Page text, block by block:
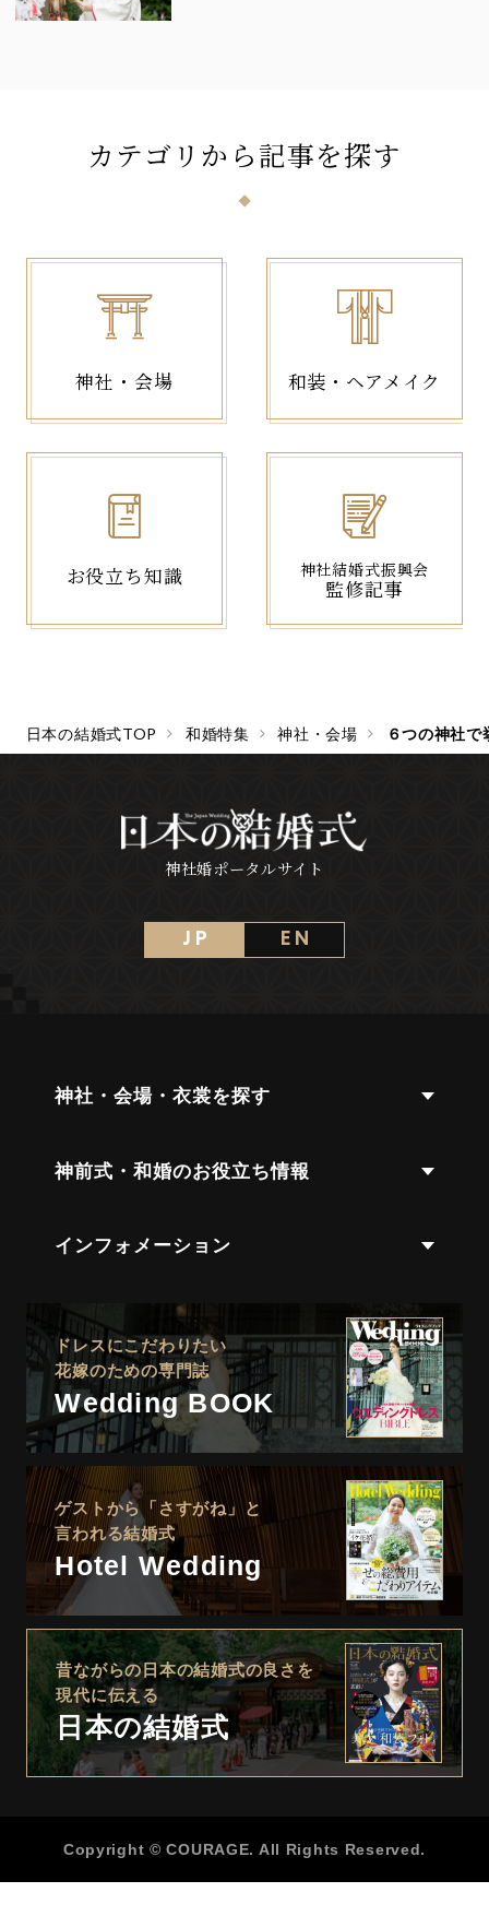
日本の結婚式TOP 和婚特集 神社・会場 ６つの神社
カテゴリ から記事を探す
神社・会場 和装・ヘアメイク
お役立ち知識 神社結婚式振興会
監修記事
神社婚ポータルサイト
J P E N
神社・会場・衣裳を探す
神前式・和婚のお役立ち情報
インフォメーション
ドレスにこだわりたい
花嫁のための専門誌
Wedding BOOK
ゲストから「さすがね」と
言われる結婚式
Hotel Wedding
昔ながらの日本の結婚式の良さを
現代に伝える
日本の結婚式
Copyright © COURAGE. All Rights Reserved.